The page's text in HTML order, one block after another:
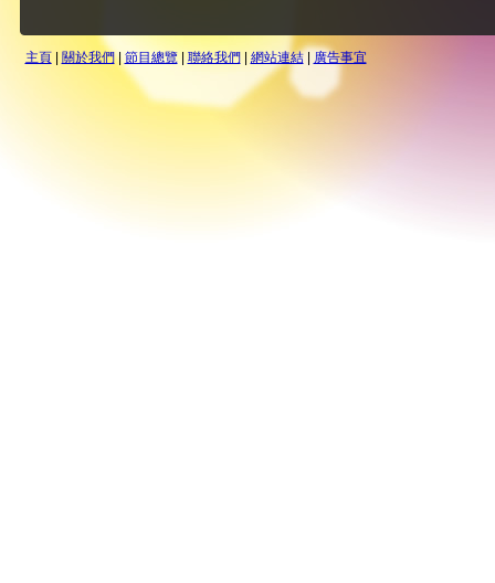
主頁| 關於我們| 節目總覽| 聯絡我們| 網站連結| 廣告事宜